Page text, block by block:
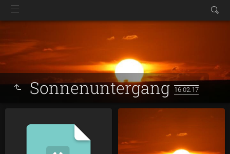
Sonnenuntergang16.02.17